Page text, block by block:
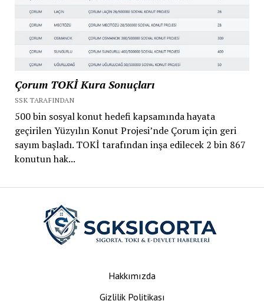
Çorum TOKİ Kura Sonuçları
SSK TARAFINDAN
500 bin sosyal konut hedefi kapsamında hayata
geçirilen Yüzyılın Konut Projesi’nde Çorum için geri
sayım başladı. TOKİ tarafından inşa edilecek 2 bin 867
konutun hak...
Hakkımızda
Gizlilik Politikası